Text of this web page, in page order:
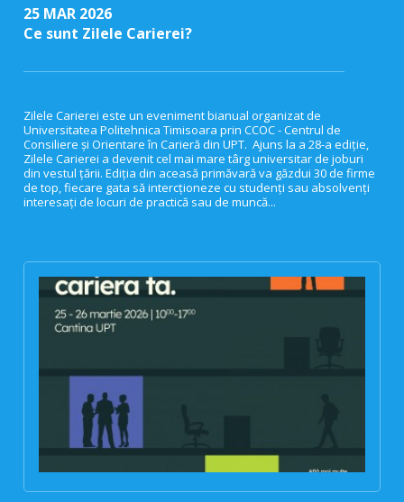
25 MAR 2026
Ce sunt Zilele Carierei?
Zilele Carierei este un eveniment bianual organizat de
Universitatea Politehnica Timisoara prin CCOC - Centrul de
Consiliere și Orientare în Carieră din UPT. Ajuns la a 28-a ediție,
Zilele Carierei a devenit cel mai mare târg universitar de joburi
din vestul țării. Ediția din aceasă primăvară va găzdui 30 de firme
de top, fiecare gata să intercționeze cu studenți sau absolvenți
interesați de locuri de practică sau de muncă...